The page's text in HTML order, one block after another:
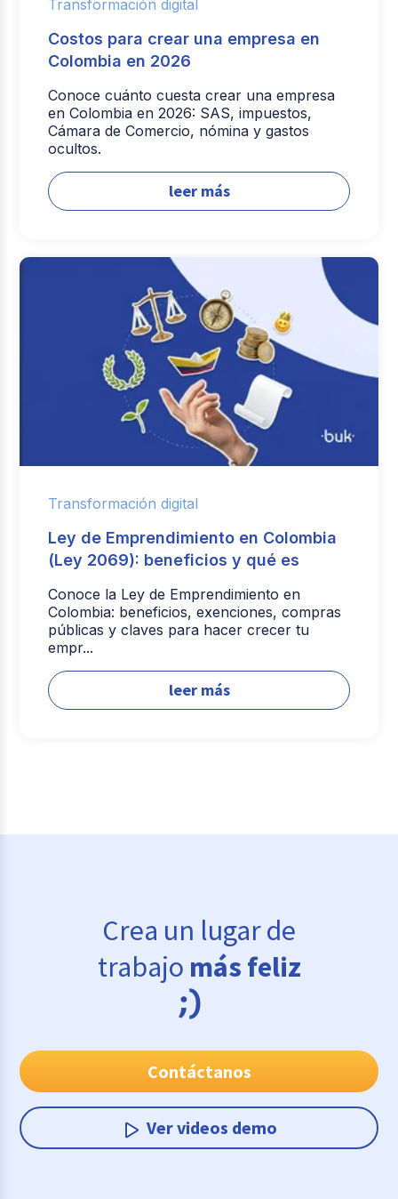
Transformación digital
Costos para crear una empresa en
Colombia en 2026
Conoce cuánto cuesta crear una empresa
en Colombia en 2026: SAS, impuestos,
Cámara de Comercio, nómina y gastos
ocultos.
leer más
Transformación digital
Ley de Emprendimiento en Colombia
(Ley 2069): beneficios y qué es
Conoce la Ley de Emprendimiento en
Colombia: beneficios, exenciones, compras
públicas y claves para hacer crecer tu
empr...
leer más
Crea un lugar de
trabajo más feliz
Contáctanos
Ver videos demo